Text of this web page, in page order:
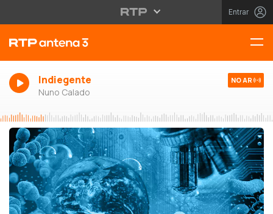
Entrar
Indiegente
Nuno Calado
NO AR